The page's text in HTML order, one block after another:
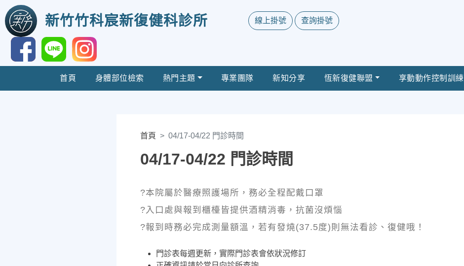
新竹竹科宸新復健科診所 線上掛號 查詢掛號
首頁 身體部位檢索 熱門主題 專業團隊 新知分享 恆新復健聯盟 享動動作控制訓練
首頁 04/17-04/22 門診時間
04/17-04/22 門診時間
?本院屬於醫療照護場所，務必全程配戴口罩
?入口處與報到櫃檯皆提供酒精消毒，抗菌沒煩惱
?報到時務必完成測量額溫，若有發燒(37.5度)則無法看診、復健哦！
門診表每週更新，實際門診表會依狀況修訂